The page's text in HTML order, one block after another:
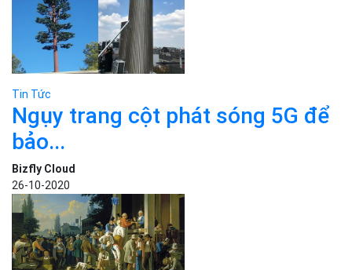
Tin Tức
TOP 5 phần mềm VPN miễn phí
an...
Bizfly Cloud
08-01-2021
Tin Tức